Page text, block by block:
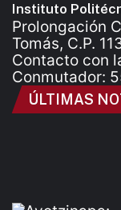
Instituto
Prolongación
Tomás, C.P.
Contacto con
Conmutador:
ÚLTIMAS